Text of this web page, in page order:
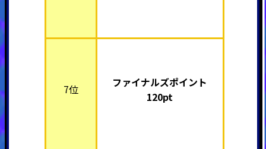
7位
ファイナルズポイント
120pt